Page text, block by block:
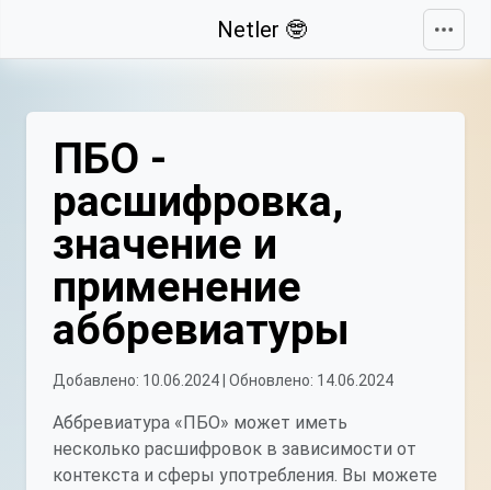
Netler 🤓
ПБО -
расшифровка,
значение и
применение
аббревиатуры
Добавлено: 10.06.2024 | Обновлено: 14.06.2024
Аббревиатура «ПБО» может иметь
несколько расшифровок в зависимости от
контекста и сферы употребления. Вы можете